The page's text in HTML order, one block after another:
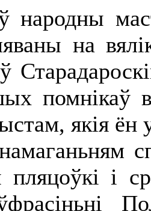
народны
на
помнікаў
якія ён
пляцоўкі і